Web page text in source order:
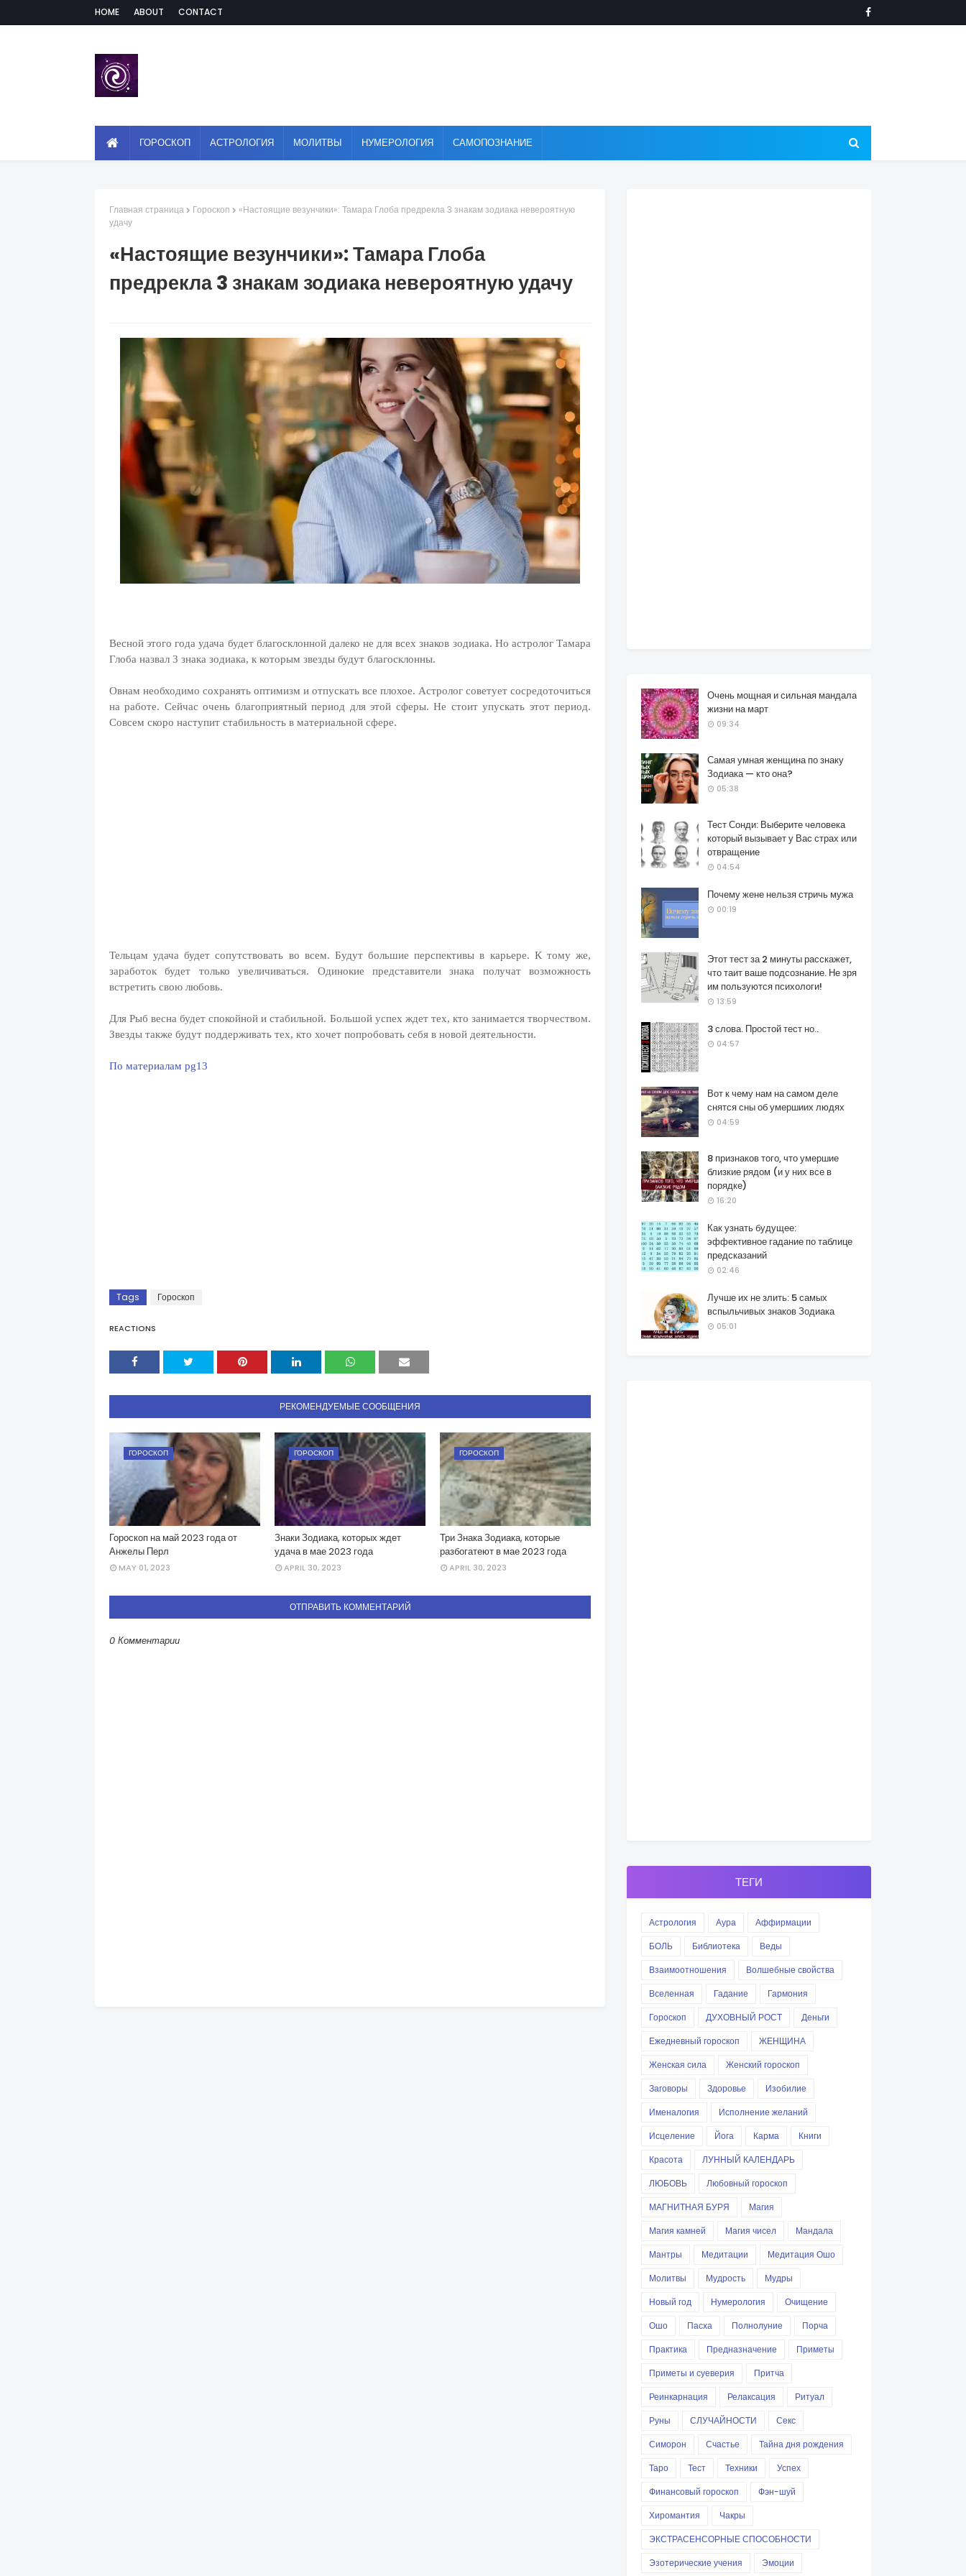
HOME ABOUT CONTACT
ГОРОСКОП АСТРОЛОГИЯ МОЛИТВЫ НУМЕРОЛОГИЯ САМОПОЗНАНИЕ
Главная страница Гороскоп
«Настоящие везунчики»: Тамара Глоба предрекла 3 знакам зодиака невероятную
удачу
«Настоящие везунчики»: Тамара Глоба
предрекла 3 знакам зодиака невероятную удачу
Весной этого года удача будет благосклонной далеко не для всех знаков зодиака. Но астролог Тамара
Глоба назвал 3 знака зодиака, к которым звезды будут благосклонны.
Овнам необходимо сохранять оптимизм и отпускать все плохое. Астролог советует сосредоточиться
на работе. Сейчас очень благоприятный период для этой сферы. Не стоит упускать этот период.
Совсем скоро наступит стабильность в материальной сфере.
Тельцам удача будет сопутствовать во всем. Будут большие перспективы в карьере. К тому же,
заработок будет только увеличиваться. Одинокие представители знака получат возможность
встретить свою любовь.
Для Рыб весна будет спокойной и стабильной. Большой успех ждет тех, кто занимается творчеством.
Звезды также будут поддерживать тех, кто хочет попробовать себя в новой деятельности.
По материалам pg13
Tags Гороскоп
REACTIONS
РЕКОМЕНДУЕМЫЕ СООБЩЕНИЯ
ГОРОСКОП
Гороскоп на май 2023 года от
Анжелы Перл
MAY 01, 2023
ГОРОСКОП
Знаки Зодиака, которых ждет
удача в мае 2023 года
APRIL 30, 2023
ГОРОСКОП
Три Знака Зодиака, которые
разбогатеют в мае 2023 года
APRIL 30, 2023
ОТПРАВИТЬ КОММЕНТАРИЙ
0 Комментарии
Очень мощная и сильная мандала
жизни на март
09:34
Самая умная женщина по знаку
Зодиака — кто она?
05:38
Тест Сонди: Выберите человека
который вызывает у Вас страх или
отвращение
04:54
Почему жене нельзя стричь мужа
00:19
Этот тест за 2 минуты расскажет,
что таит ваше подсознание. Не зря
им пользуются психологи!
13:59
3 слова. Простой тест но..
04:57
Вот к чему нам на самом деле
снятся сны об умершиих людях
04:59
8 признаков того, что умершие
близкие рядом (и у них все в
порядке)
16:20
Как узнать будущее:
эффективное гадание по таблице
предсказаний
02:46
Лучше их не злить: 5 самых
вспыльчивых знаков Зодиака
05:01
ТЕГИ
Астрология Аура
Аффирмации
БОЛЬ
Библиотека
Веды
Взаимоотношения
Волшебные свойства
Вселенная
Гадание
Гармония
Гороскоп
ДУХОВНЫЙ РОСТ
Деньги
Ежедневный гороскоп
ЖЕНЩИНА
Женская сила
Женский гороскоп
Заговоры
Здоровье
Изобилие
Именалогия
Исполнение желаний
Исцеление
Йога Карма
Книги
Красота
ЛУННЫЙ КАЛЕНДАРЬ
ЛЮБОВЬ
Любовный гороскоп
МАГНИТНАЯ БУРЯ
Магия
Магия камней
Магия чисел
Мандала
Мантры
Медитации
Медитация Ошо
Молитвы
Мудрость
Мудры
Новый год
Нумерология
Очищение
Ошо
Пасха Полнолуние
Порча
Практика
Предназначение
Приметы
Приметы и суеверия
Притча
Реинкарнация
Релаксация
Ритуал
Руны
СЛУЧАЙНОСТИ
Секс
Симорон
Счастье
Тайна дня рождения
Таро
Тест Техники
Успех
Финансовый гороскоп
Фэн-шуй
Хиромантия
Чакры
ЭКСТРАСЕНСОРНЫЕ СПОСОБНОСТИ
Эзотерические учения
Эмоции